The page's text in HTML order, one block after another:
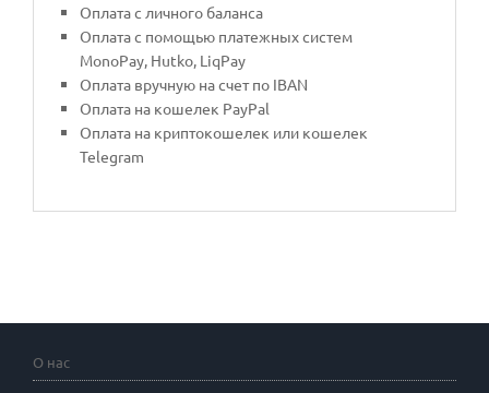
Оплата с личного баланса
Оплата с помощью платежных систем
MonoPay, Hutko, LiqPay
Оплата вручную на счет по IBAN
Оплата на кошелек PayPal
Оплата на криптокошелек или кошелек
Telegram
О нас